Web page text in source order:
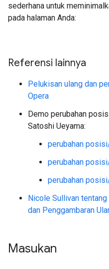
sederhana untuk
pada halaman Anda:
Referensi lainnya
Pelukisan ulang dan
Opera
Demo perubahan
Satoshi Ueyama:
perubahan
perubahan
perubahan
Nicole Sullivan
dan Penggambaran
Masukan